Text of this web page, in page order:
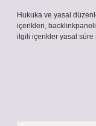
Hukuka ve yasal
içerikleri,
ilgili içerikler yasal süre